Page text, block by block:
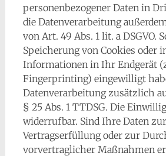
personenbezogener Daten in
die Datenverarbeitung
von Art. 49 Abs. 1 lit. a DSGVO.
Speicherung von Cookies oder
Informationen in Ihr Endgerät
Fingerprinting) eingewilligt
Datenverarbeitung zusätzlich
§ 25 Abs. 1 TTDSG. Die
widerrufbar. Sind Ihre Daten zur
Vertragserfüllung oder zur
vorvertraglicher Maßnahmen